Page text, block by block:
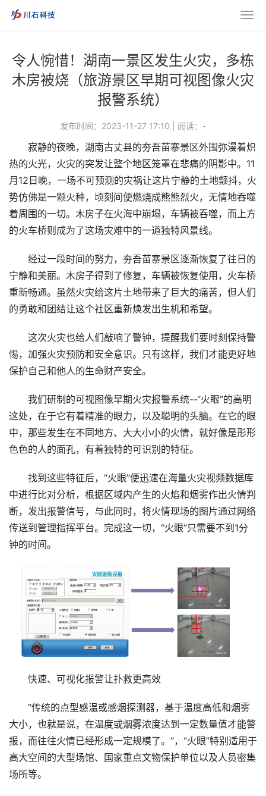
令人惋惜！湖南一景区发生火灾，多栋
木房被烧（旅游景区早期可视图像火灾
报警系统）
发布时间：2023-11-27 17:10 阅读： -
寂静的夜晚，湖南古丈县的夯吾苗寨景区外围弥漫着炽
热的火光，火灾的突发让整个地区笼罩在悲痛的阴影中。11
月12日晚，一场不可预测的灾祸让这片宁静的土地颤抖，火
势仿佛是一颗火种，顷刻间便燃烧成熊熊烈火，无情地吞噬
着周围的一切。木房子在火海中崩塌，车辆被吞噬，而上方
的火车桥则成为了这场灾难中的一道独特风景线。
经过一段时间的努力，夯吾苗寨景区逐渐恢复了往日的
宁静和美丽。木房子得到了修复，车辆被恢复使用，火车桥
重新畅通。虽然火灾给这片土地带来了巨大的痛苦，但人们
的勇敢和团结让这个社区重新焕发出生机和希望。
这次火灾也给人们敲响了警钟，提醒我们要时刻保持警
惕，加强火灾预防和安全意识。只有这样，我们才能更好地
保护自己和他人的生命财产安全。
我们研制的可视图像早期火灾报警系统--“火眼”的高明
这处，在于它有着精准的眼力，以及聪明的头脑。在它的眼
中，那些发生在不同地方、大大小小的火情，就好像是形形
色色的人的面孔，有着独特的可识别的特征。
找到这些特征后，“火眼”便迅速在海量火灾视频数据库
中进行比对分析，根据区域内产生的火焰和烟雾作出火情判
断，发出报警信号，与此同时，将火情现场的图片通过网络
传送到管理指挥平台。完成这一切，“火眼”只需要不到1分
钟的时间。
快速、可视化报警让扑救更高效
“传统的点型感温或感烟探测器，基于温度高低和烟雾
大小，也就是说，在温度或烟雾浓度达到一定数量值才能警
报，而往往火情已经形成一定规模了。”，“火眼”特别适用于
高大空间的大型场馆、国家重点文物保护单位以及人员密集
场所等。